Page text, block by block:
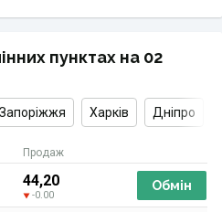
пунктах на 02
Запоріжжя Харків Дніпро
Продаж
44,20
-0.00
Обмін